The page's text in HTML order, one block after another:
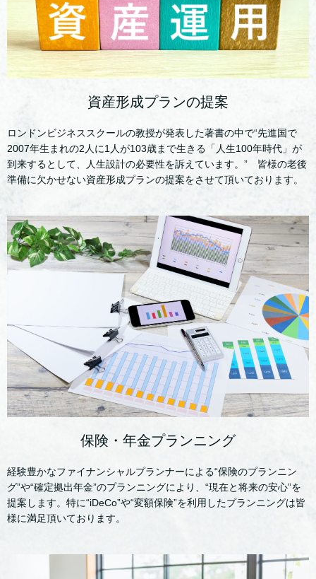
資産形成プランの提案
ロンドンビジネススクールの教授が発表した著書の中で“先進国で
2007年生まれの2人に1人が103歳まで生きる「人生100年時代」が
到来するとして、人生設計の必要性を訴えています。” 皆様の老後
準備に欠かせない資産形成プランの提案をさせて頂いております。
保険・年金プランニング
経験豊かなファイナンシャルプランナーによる“保険のプランニン
グ”や“確定拠出年金”のプランニングにより、“現在と将来の安心”を
提案します。特に“iDeCo”や“変額保険”を利用したプランニングは皆
様に満足頂いております。